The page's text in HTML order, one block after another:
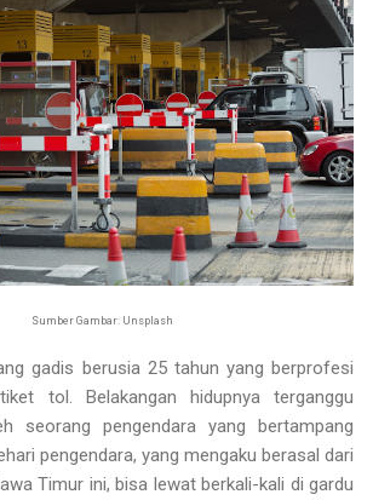
Sumber Gambar: Unsplash
gadis berusia 25 tahun yang berprofesi
tol. Belakangan hidupnya terganggu
seorang pengendara yang bertampang
pengendara, yang mengaku berasal dari
Timur ini, bisa lewat berkali-kali di gardu